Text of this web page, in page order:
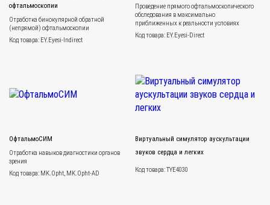
офтальмоскопии
Отработка бинокулярной обратной
(непрямой) офтальмоскопии
Код товара: EY.Eyesi-Indirect
Проведение прямого офтальмоскопического
обследования в максимально
приближенных к реальности условиях
Код товара: EY.Eyesi-Direct
ОфтальмоСИМ
Отработка навыков диагностики органов
зрения
Код товара: MK.Opht, MK.Opht-AD
Виртуальный симулятор аускультации
звуков сердца и легких
Код товара: TYE4030